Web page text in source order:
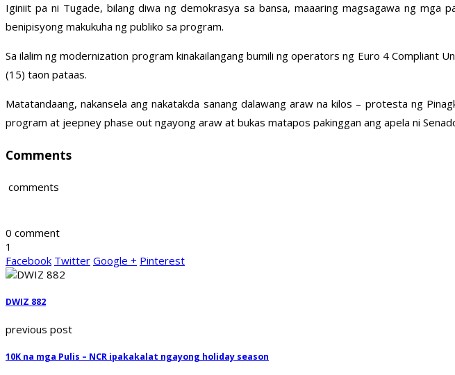
Iginiit pa ni Tugade, bilang diwa ng demokrasya sa bansa, maaaring magsagawa ng
benipisyong makukuha ng publiko sa program.
Sa ilalim ng modernization program kinakailangang bumili ng operators ng Euro 4 Compliant
(15) taon pataas.
Matatandaang, nakansela ang nakatakda sanang dalawang araw na kilos – protesta ng
program at jeepney phase out ngayong araw at bukas matapos pakinggan ang apela ni
Comments
comments
0 comment
1
Facebook Twitter Google + Pinterest
DWIZ 882
previous post
10K na mga Pulis – NCR ipakakalat ngayong holiday season